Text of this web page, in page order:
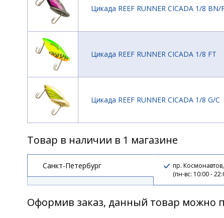
Цикада REEF RUNNER CICADA 1/8 BN/
Цикада REEF RUNNER CICADA 1/8 FT
Цикада REEF RUNNER CICADA 1/8 G/C
Цикада REEF RUNNER CICADA 1/8 G/G
Товар в наличии в 1 магазине
Санкт-Петербург пр.
(пн-вс: 10:00 -
Оформив заказ, данный товар можно